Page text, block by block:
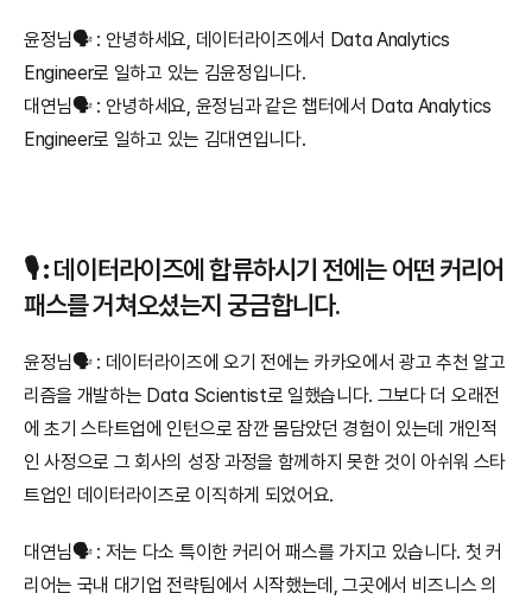
윤정님🗣️ : 안녕하세요, 데이터라이즈에서 Data Analytics
Engineer로 일하고 있는 김윤정입니다.
대연님🗣️ : 안녕하세요, 윤정님과 같은 챕터에서 Data Analytics
Engineer로 일하고 있는 김대연입니다.
🎙️ : 데이터라이즈에 합류하시기 전에는 어떤 커리어
패스를 거쳐오셨는지 궁금합니다.
윤정님🗣️ : 데이터라이즈에 오기 전에는 카카오에서 광고 추천 알고
리즘을 개발하는 Data Scientist로 일했습니다. 그보다 더 오래전
에 초기 스타트업에 인턴으로 잠깐 몸담았던 경험이 있는데 개인적
인 사정으로 그 회사의 성장 과정을 함께하지 못한 것이 아쉬워 스타
트업인 데이터라이즈로 이직하게 되었어요.
대연님🗣️ : 저는 다소 특이한 커리어 패스를 가지고 있습니다. 첫 커
리어는 국내 대기업 전략팀에서 시작했는데, 그곳에서 비즈니스 의